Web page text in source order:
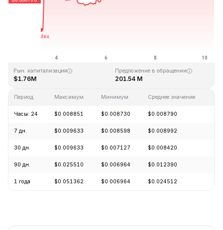
Последнее обновление: 08:38 GMT+0 2026-08-10
Рын. капитализация
$1.76M
Предложение в обращении
201.54 M
Период Максимум Минимум Среднее значение
Часы: 24 $0.008851 $0.008730 $0.008790
7 дн. $0.009633 $0.008598 $0.008992
30 дн. $0.009633 $0.007127 $0.008420
90 дн. $0.025510 $0.006964 $0.012390
1 года $0.051362 $0.006964 $0.024512